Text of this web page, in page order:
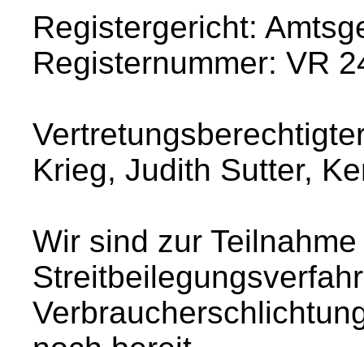
Registergericht:
Registernummer: VR
Krieg, Judith Sutter,
Wir sind zur